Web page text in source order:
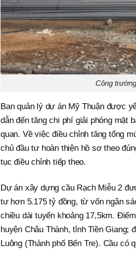
Công
Ban quản lý dự án Mỹ Thuận được
dẫn đến tăng chi phí giải phóng mặt
quan. Về việc điều chỉnh tăng tổng
chủ đầu tư hoàn thiện hồ sơ theo
tục điều chỉnh tiếp theo.
Dự án xây dựng cầu Rạch Miễu 2
tư hơn 5.175 tỷ đồng, từ vốn ngân
chiều dài tuyến khoảng 17,5km.
huyện Châu Thành, tỉnh Tiền
Luông (Thành phố Bến Tre). Cầu có